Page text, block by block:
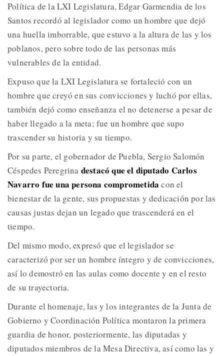
Política de la LXI Legislatura, Edgar Garmendia de los
Santos recordó al legislador como un hombre que dejó
una huella imborrable, que estuvo a la altura de las y los
poblanos, pero sobre todo de las personas más
vulnerables de la entidad.
Expuso que la LXI Legislatura se fortaleció con un
hombre que creyó en sus convicciones y luchó por ellas,
también dejó como enseñanza el no detenerse a pesar de
haber llegado a la meta; fue un hombre que supo
trascender su historia y su tiempo.
Por su parte, el gobernador de Puebla, Sergio Salomón
Céspedes Peregrina destacó que el diputado Carlos
Navarro fue una persona comprometida con el
bienestar de la gente, sus propuestas y dedicación por las
causas justas dejan un legado que trascenderá en el
tiempo.
Del mismo modo, expresó que el legislador se
caracterizó por ser un hombre íntegro y de convicciones,
así lo demostró en las aulas como docente y en el resto
de su trayectoria.
Durante el homenaje, las y los integrantes de la Junta de
Gobierno y Coordinación Política montaron la primera
guardia de honor, posteriormente, las diputadas y
diputados miembros de la Mesa Directiva, así como las y